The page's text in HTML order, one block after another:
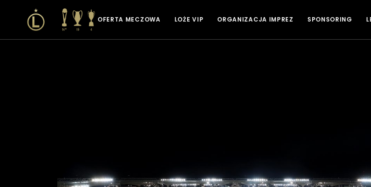
OFERTA MECZOWA LOŻE VIP ORGANIZACJA IMPREZ SPONSORING